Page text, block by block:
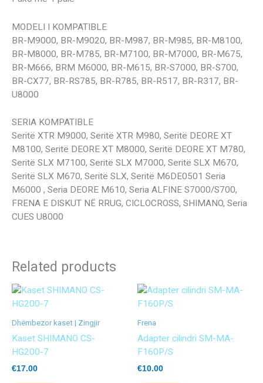
MODELI I KOMPATIBLE
BR-M9000, BR-M9020, BR-M987, BR-M985, BR-M8100,
BR-M8000, BR-M785, BR-M7100, BR-M7000, BR-M675,
BR-M666, BRM M6000, BR-M615, BR-S7000, BR-S700,
BR-CX77, BR-RS785, BR-R785, BR-R517, BR-R317, BR-
U8000
SERIA KOMPATIBLE
Seritë XTR M9000, Seritë XTR M980, Seritë DEORE XT
M8100, Seritë DEORE XT M8000, Seritë DEORE XT M780,
Seritë SLX M7100, Seritë SLX M7000, Seritë SLX M670,
Seritë SLX M670, Seritë SLX, Seritë M6DE0501 Seria
M6000 , Seria DEORE M610, Seria ALFINE S7000/S700,
FRENA E DISKUT NË RRUG, CICLOCROSS, SHIMANO, Seria
CUES U8000
Related products
Dhëmbezor kaset | Zingjir
Kaset SHIMANO CS-
HG200-7
€17.00
Frena
Adapter cilindri SM-MA-
F160P/S
€10.00